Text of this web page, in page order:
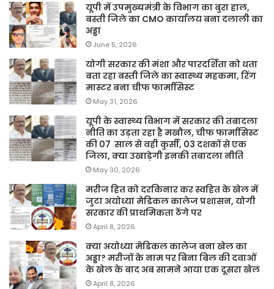
यूपी में उपमुख्यमंत्री के विभाग का बुरा हाल,
बस्ती जिले का CMO कार्यालय बना दलाली का
अड्डा
June 5, 2026
योगी सरकार की मंशा और पारदर्शिता को धता
बता रहा बस्ती जिले का स्वास्थ्य महकमा, रिंग
मास्टर बना चीफ फार्मासिस्ट
May 31, 2026
यूपी के स्वास्थ्य विभाग में सरकार की तबादला
नीति का उड़ता रहा है मखौल, चीफ फार्मासिस्ट
की 07 साल से वही कुर्सी, 03 दशकों से एक
जिला, क्या उखाड़ेगी इनकी तबादला नीति
May 30, 2026
मरीज हित को दरकिनार कर स्वहित के खेल में
जुटा अयोध्या मेडिकल कालेज प्रशासन, योगी
सरकार की प्राथमिकता ठेंगे पर
April 8, 2026
क्या अयोध्या मेडिकल कालेज बना खेल का
अड्डा? मरीजों के नाम पर बिना बिल की दवाओं
के खेल के बाद अब सामने आया एक दूसरा खेल
April 8, 2026